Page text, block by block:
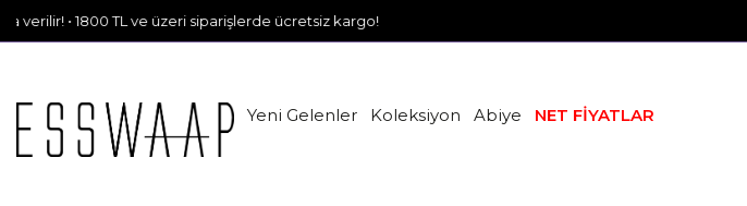
TL ve üzeri siparişlerde ücretsiz kargo!
Yeni Gelenler Koleksiyon Abiye NET FİYATLAR